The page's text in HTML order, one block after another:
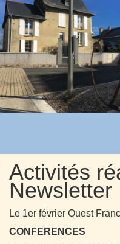
Activités
Newsletter
Le 1er février Ouest
CONFERENCES